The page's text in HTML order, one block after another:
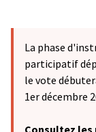
La phase
participatif
le vote
1er décembre
Consultez les